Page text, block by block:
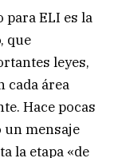
para ELI es la
que
leyes,
cada área
Hace pocas
un mensaje
la etapa «de